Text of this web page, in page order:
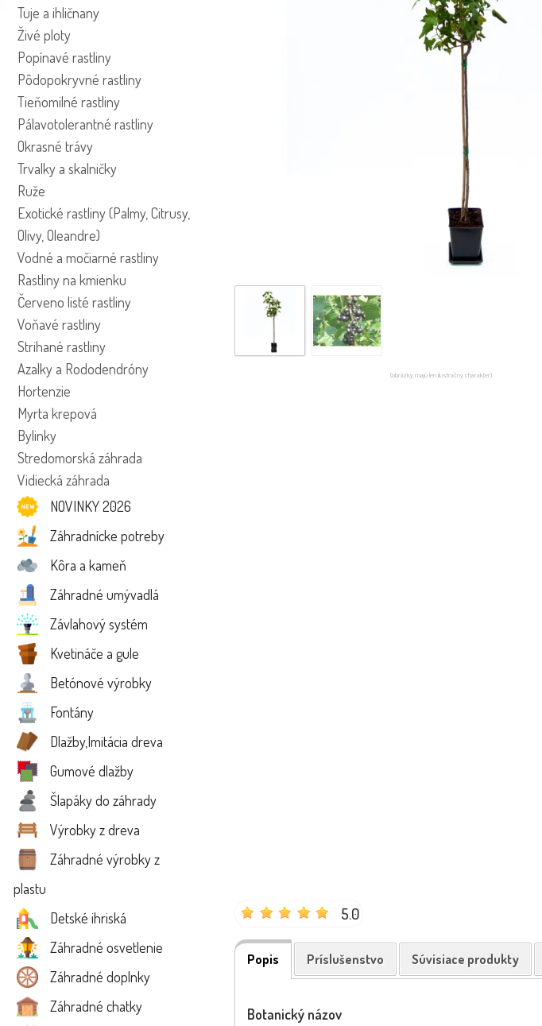
Tuje a ihličnany
Živé ploty
Popínavé rastliny
Pôdopokryvné rastliny
Tieňomilné rastliny
Pálavotolerantné rastliny
Okrasné trávy
Trvalky a skalničky
Ruže
Exotické rastliny (Palmy, Citrusy,
Olivy, Oleandre)
Vodné a močiarné rastliny
Rastliny na kmienku
Červeno listé rastliny
Voňavé rastliny
Strihané rastliny
Azalky a Rododendróny
Hortenzie
Myrta krepová
Bylinky
Stredomorská záhrada
Vidiecká záhrada
NOVINKY 2026
Záhradnícke potreby
Kôra a kameň
Záhradné umývadlá
Závlahový systém
Kvetináče a gule
Betónové výrobky
Fontány
Dlažby,Imitácia dreva
Gumové dlažby
Šlapáky do záhrady
Výrobky z dreva
Záhradné výrobky z
plastu
Detské ihriská
Záhradné osvetlenie
Záhradné doplnky
Záhradné chatky
(obrázky majú len ilustračný charakter)
5.0
Popis Príslušenstvo Súvisiace produkty
Botanický názov